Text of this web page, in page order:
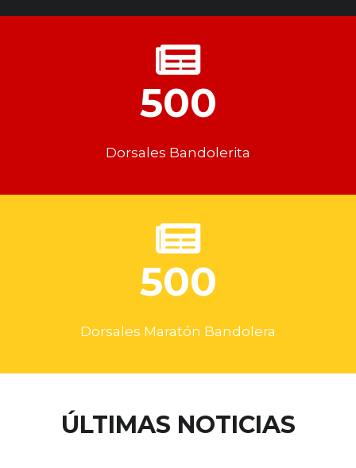
500
Dorsales Bandolerita
500
Dorsales Maratón Bandolera
ÚLTIMAS NOTICIAS